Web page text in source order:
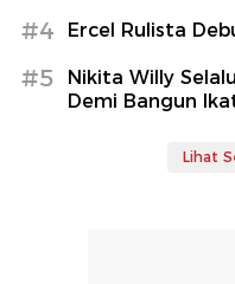
#4 Ercel Rulista
#5
Nikita Willy
Demi Bangun
Lihat